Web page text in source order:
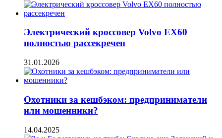
Электрический кроссовер Volvo EX60
полностью рассекречен
31.01.2026
Охотники за кешбэком: предприниматели
или мошенники?
14.04.2025